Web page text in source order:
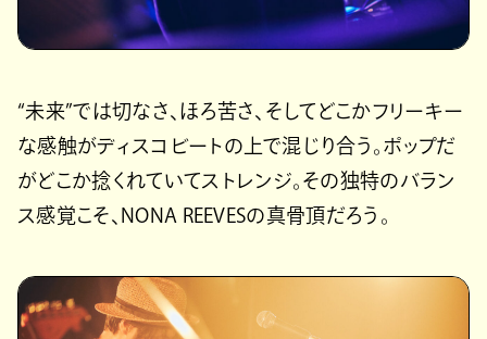
“未来”では切なさ、ほろ苦さ、そしてどこかフリーキー
な感触がディスコビートの上で混じり合う。ポップだ
がどこか捻くれていてストレンジ。その独特のバラン
ス感覚こそ、NONA REEVESの真骨頂だろう。